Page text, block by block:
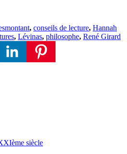
, conseils de lecture, Hannah
, Lévinas, philosophe, René Girard
siècle